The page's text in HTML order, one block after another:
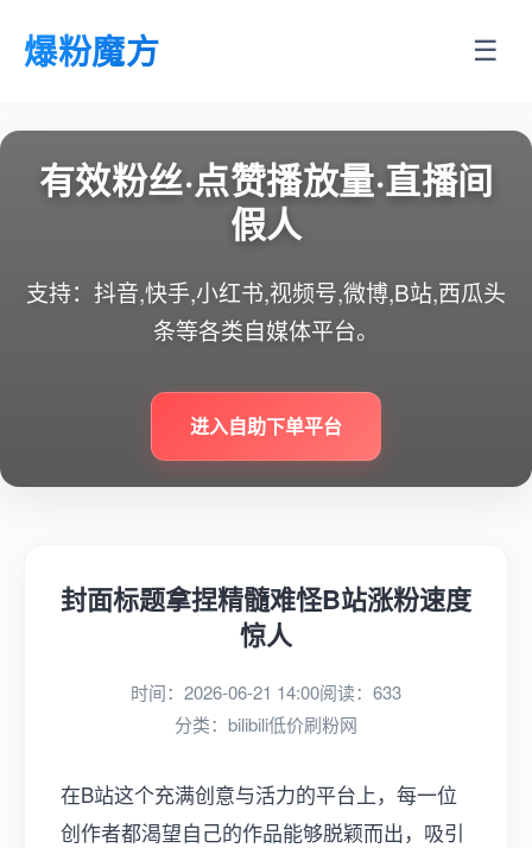
爆粉魔方 ☰
有效粉丝·点赞播放量·直播间
假人
支持：抖音,快手,小红书,视频号,微博,B站,西瓜头
条等各类自媒体平台。
进入自助下单平台
封面标题拿捏精髓难怪B站涨粉速度
惊人
时间：2026-06-21 14:00阅读：633
分类： bilibili低价刷粉网
在B站这个充满创意与活力的平台上，每一位
创作者都渴望自己的作品能够脱颖而出，吸引